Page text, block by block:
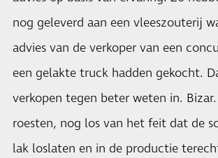
nog geleverd aan een vleeszouterij
advies van de verkoper van een
een gelakte truck hadden gekocht.
verkopen tegen beter weten in.
roesten, nog los van het feit dat de
lak loslaten en in de productie